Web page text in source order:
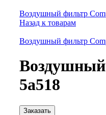
Воздушный фильтр
Назад к товарам
Воздушный фильтр
5a518
Заказать